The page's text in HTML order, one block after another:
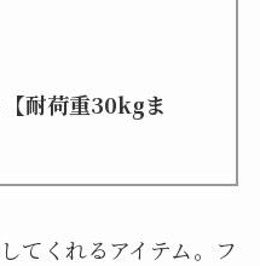
耐荷重30kgま
てくれるアイテム。フ